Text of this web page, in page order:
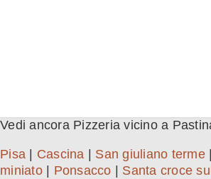
Vedi ancora Pizzeria vicino a
Pisa Cascina San giuliano terme|
miniato| Ponsacco Santa croce